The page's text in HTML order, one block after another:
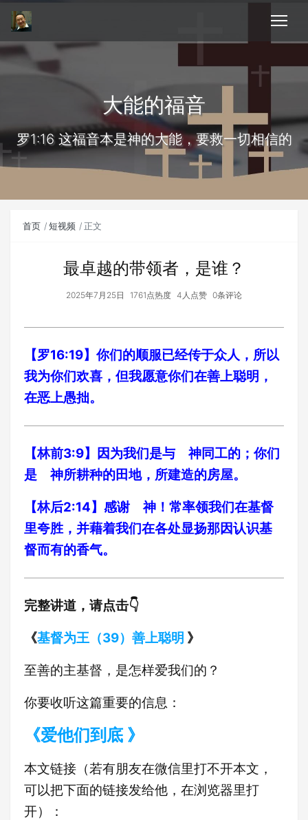
大能的福音
罗1:16 这福音本是神的大能，要救一切相信的
首页 短视频 正文
最卓越的带领者，是谁？
2025年7月25日 1761点热度 4人点赞 0条评论
【罗16:19】你们的顺服已经传于众人，所以
我为你们欢喜，但我愿意你们在善上聪明，
在恶上愚拙。
【林前3:9】因为我们是与 神同工的；你们
是 神所耕种的田地，所建造的房屋。
【林后2:14】感谢 神！常率领我们在基督
里夸胜，并藉着我们在各处显扬那因认识基
督而有的香气。
完整讲道，请点击👇
《基督为王（39）善上聪明 》
至善的主基督，是怎样爱我们的？
你要收听这篇重要的信息：
《爱他们到底 》
本文链接（若有朋友在微信里打不开本文，
可以把下面的链接发给他，在浏览器里打
开）：